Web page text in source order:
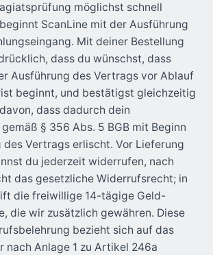
möglichst schnell
ScanLine mit der Ausführung
Mit deiner Bestellung
dass du wünschst, dass
Ausführung des Vertrags vor Ablauf
beginnt, und bestätigst gleichzeitig
dass dadurch dein
§ 356 Abs. 5 BGB mit Beginn
des Vertrags erlischt. Vor Lieferung
du jederzeit widerrufen, nach
das gesetzliche Widerrufsrecht; in
die freiwillige 14-tägige Geld-
die wir zusätzlich gewähren. Diese
bezieht sich auf das
nach Anlage 1 zu Artikel 246a